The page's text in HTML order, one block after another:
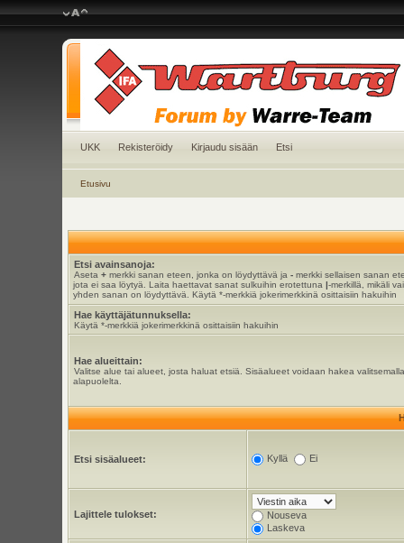
UKK Rekisteröidy Kirjaudu sisään Etsi
Etusivu
Etsi avainsanoja:
Aseta +merkki sanan eteen, jonka on löydyttävä ja -merkki sellaisen sanan
jota ei saa löytyä. Laita haettavat sanat sulkuihin erotettuna |-merkillä, mikäli
yhden sanan on löydyttävä. Käytä *-merkkiä jokerimerkkinä osittaisiin hakuihin
Hae käyttäjätunnuksella:
Käytä *-merkkiä jokerimerkkinä osittaisiin hakuihin
Hae alueittain:
Valitse alue tai alueet, josta haluat etsiä. Sisäalueet voidaan hakea
alapuolelta.
Etsi sisäalueet: Kyllä Ei
Lajittele tulokset:
Nouseva
Laskeva